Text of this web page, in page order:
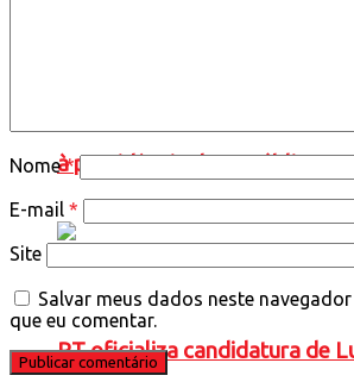
Novo oficializa a candidatura
à presidência da República
PT oficializa candidatura de
Nome*
E-mail *
Site
Salvar meus dados neste
que eu comentar.